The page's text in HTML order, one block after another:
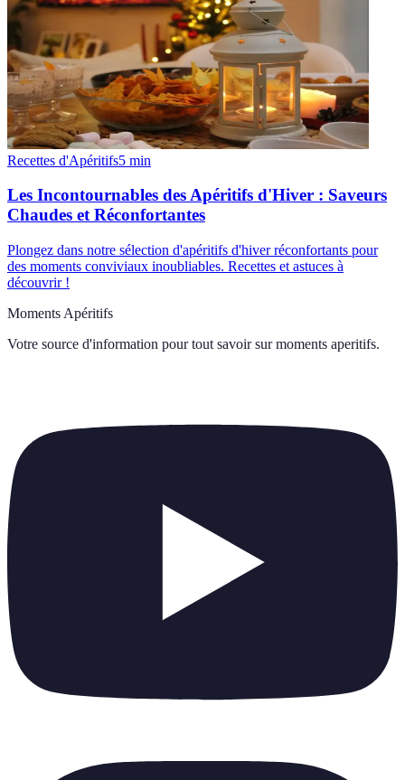
Recettes d'Apéritifs5 min
Les Incontournables des Apéritifs d'Hiver : Saveurs
Chaudes et Réconfortantes
Plongez dans notre sélection d'apéritifs d'hiver réconfortants pour
des moments conviviaux inoubliables. Recettes et astuces à
découvrir !
Moments Apéritifs
Votre source d'information pour tout savoir sur moments aperitifs.